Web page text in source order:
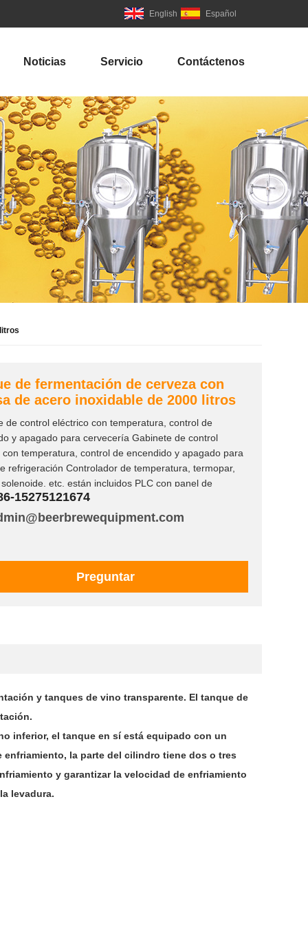
English Español
Noticias Servicio Contáctenos
de fermentación de cerveza con
de acero inoxidable de 2000 litros
de control eléctrico con temperatura, control de
y apagado para cervecería Gabinete de control
con temperatura, control de encendido y apagado para
refrigeración Controlador de temperatura, termopar,
etc. están incluidos PLC con panel de
para requisito especial
15275121674
Preguntar
y tanques de vino transparente. El tanque de
inferior, el tanque en sí está equipado con un
la parte del cilindro tiene dos o tres
y garantizar la velocidad de enfriamiento
levadura.